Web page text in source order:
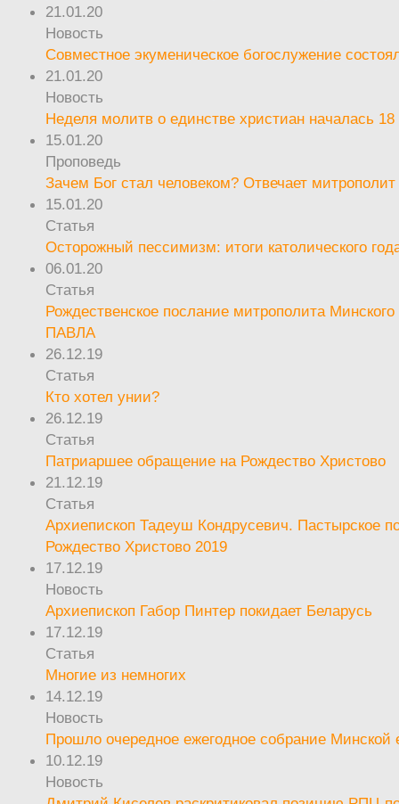
21.01.20
Новость
Совместное экуменическое богослужение
21.01.20
Новость
Неделя молитв о единстве христиан началась 18
15.01.20
Проповедь
Зачем Бог стал человеком? Отвечает
15.01.20
Статья
Осторожный пессимизм: итоги католического
06.01.20
Статья
Рождественское послание митрополита Минского
ПАВЛА
26.12.19
Статья
Кто хотел унии?
26.12.19
Статья
Патриаршее обращение на Рождество Христово
21.12.19
Статья
Архиепископ Тадеуш Кондрусевич. Пастырское
Рождество Христово 2019
17.12.19
Новость
Архиепископ Габор Пинтер покидает Беларусь
17.12.19
Статья
Многие из немногих
14.12.19
Новость
Прошло очередное ежегодное собрание
10.12.19
Новость